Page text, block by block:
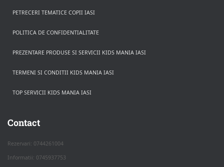
PETRECERI TEMATICE COPII IASI
POLITICA DE CONFIDENTIALITATE
PREZENTARE PRODUSE SI SERVICII KIDS MANIA IASI
TERMENI SI CONDITII KIDS MANIA IASI
TOP SERVICII KIDS MANIA IASI
Contact
Rezervari: 0744261004
Informatii: 0745937753
Apasa pe o categorie ca sa vezi serviciile.